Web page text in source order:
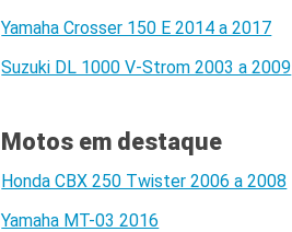
Yamaha Crosser 150 E 2014 a 2017
Suzuki DL 1000 V-Strom 2003 a 2009
Motos em destaque
Honda CBX 250 Twister 2006 a 2008
Yamaha MT-03 2016